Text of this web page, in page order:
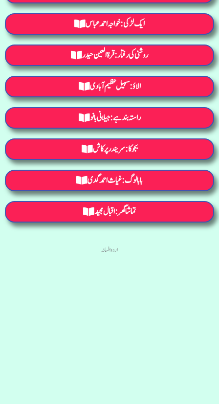
ایک لڑکی: خواجہ احمد عباس
روشنی کی رفتار: قرۃ العین حیدر
الاؤ: سہیل عظیم آبادی
راستہ بند ہے:جیلانی بانو
بجوکا: سریندر پرکاش
بابالوگ: غیاث احمد گدی
تماشا گھر: اقبال مجید
اردو افسانہ